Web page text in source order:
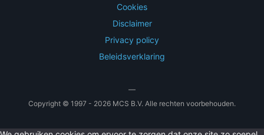
Cookies
Disclaimer
Privacy policy
Beleidsverklaring
—
Copyright © 1997 - 2026 MCS B.V. Alle rechten voorbehouden.